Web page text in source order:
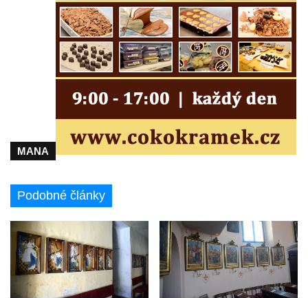
MANA
Podobné články